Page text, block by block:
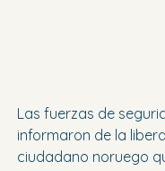
Las fuerzas de
informaron de la
ciudadano noruego